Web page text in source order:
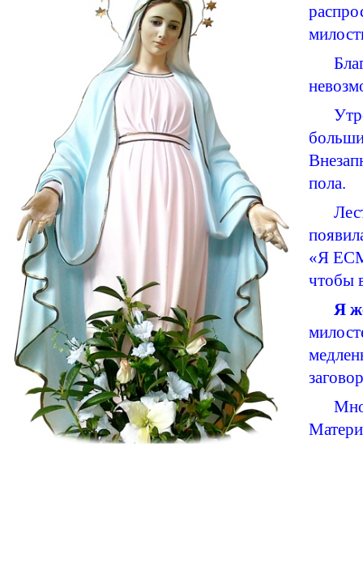
пола.
«Я
чтобы
Я